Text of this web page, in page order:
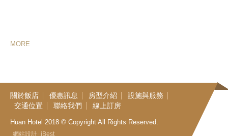
MORE
關於飯店 優惠訊息 房型介紹 設施與服務
交通位置 聯絡我們 線 上訂房
Huan Hotel 2018 © Copyright All Rights Reserved.
網站設計‧ iBest